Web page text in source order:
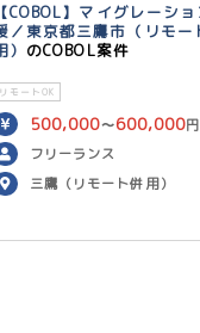
【COBOL】マイグレーシ
／東京都三鷹市（リモー
） のCOBOL案件
リモートOK
500,000〜600,000
月
フリーランス
三鷹（リモート併用）